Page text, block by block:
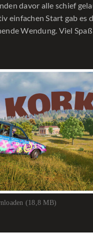
davor alle schief
einfachen Start gab es
Wendung. Viel
(18,8 MB)